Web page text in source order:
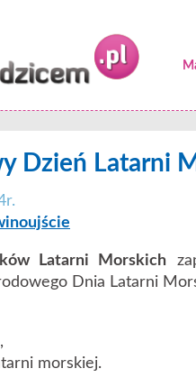
Dzień Latarni
Latarni Morskich
Dnia Latarni
morskiej.